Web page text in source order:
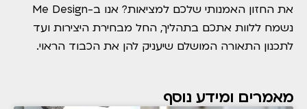
את החזון האמנותי שלכם למציאות? אנו ב-Me Design
נשמח ללוות אתכם בתהליך, החל מבחירת היצירות ועד
לתכנון התאורה המושלם שיעניק להן את הכבוד הראוי.
מאמרים ומידע נוסף